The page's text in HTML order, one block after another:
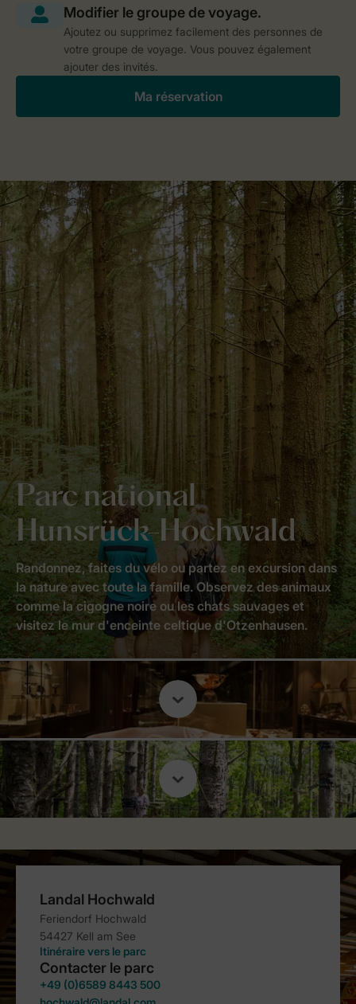
Ajoutez ou supprimez facilement des personnes de
votre groupe de voyage. Vous pouvez également
ajouter des invités.
Ma réservation
Parc national
Hunsrück-Hochwald
Randonnez, faites du vélo ou partez en excursion dans
la nature avec toute la famille. Observez des animaux
comme la cigogne noire ou les chats sauvages et
visitez le mur d'enceinte celtique d'Otzenhausen.